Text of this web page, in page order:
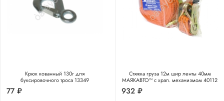
Крюк кованный 130г для
буксировочного троса 13349
77 ₽
Стяжка груза 12м шир ленты 40мм
МАЯКАВТО™ с храп. механизмом 40112
932 ₽